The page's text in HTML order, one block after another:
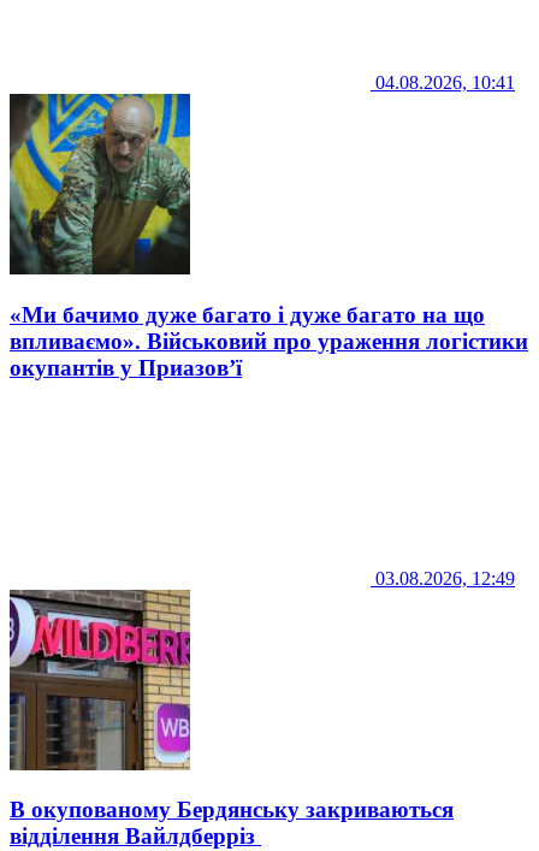
04.08.2026, 10:41
«Ми бачимо дуже багато і дуже багато на що
впливаємо». Військовий про ураження логістики
окупантів у Приазов’ї
03.08.2026, 12:49
В окупованому Бердянську закриваються
відділення Вайлдберріз